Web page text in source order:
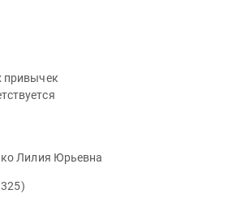
привычек
Лилия Юрьевна